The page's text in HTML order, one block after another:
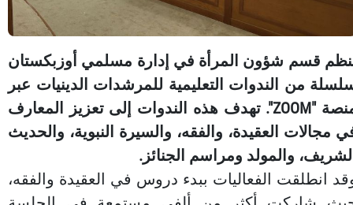
قسم شؤون المرأة في إدارة مسلمي أوزبكستان
من الندوات التعليمية للمرشدات الدينيات عبر
منصة "ZOOM". تهدف هذه الندوات إلى تعزيز المعارف
مجالات العقيدة، والفقه، والسيرة النبوية، والحديث
والمولد ومراسم الجنائز.
انطلقت الفعاليات ببدء دروس في العقيدة والفقه،